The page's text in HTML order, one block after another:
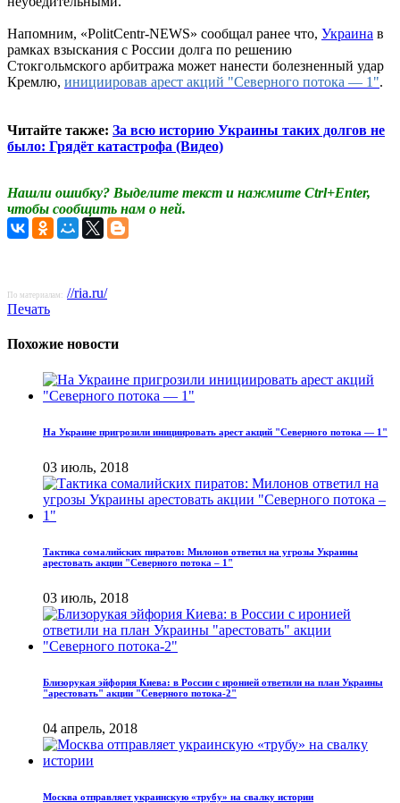
Напомним, «PolitCentr-NEWS» сообщал ранее что, Украина в
рамках взыскания с России долга по решению
Стокгольмского арбитража может нанести болезненный удар
Кремлю, инициировав арест акций "Северного потока — 1".
Читайте также: За всю историю Украины таких долгов не
было: Грядёт катастрофа (Видео)
Нашли ошибку? Выделите текст и нажмите Ctrl+Enter,
чтобы сообщить нам о ней.
По материалам: //ria.ru/
Печать
Похожие новости
На Украине пригрозили инициировать арест акций "Северного потока — 1"
03 июль, 2018
Тактика сомалийских пиратов: Милонов ответил на угрозы Украины
арестовать акции "Северного потока – 1"
03 июль, 2018
Близорукая эйфория Киева: в России с иронией ответили на план Украины
"арестовать" акции "Северного потока-2"
04 апрель, 2018
Москва отправляет украинскую «трубу» на свалку истории